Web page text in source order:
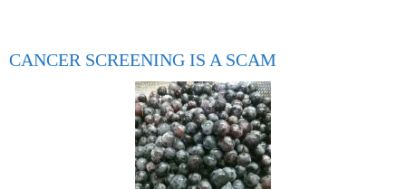
CANCER SCREENING IS A SCAM